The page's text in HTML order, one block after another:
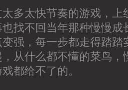
多太快节奏的游戏，上
找不回当年那种慢慢成
强，每一步都走得踏踏
从什么都不懂的菜鸟，
都给不了的。